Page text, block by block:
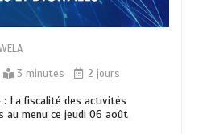
3 minutes 2 jours
: La fiscalité des activités
au menu ce jeudi 06 août
SOCIALE :
de route
5 minutes